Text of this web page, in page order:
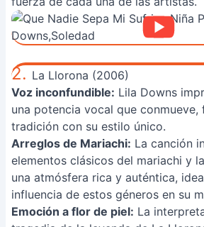
2. La Llorona (2006)
Voz inconfundible: Lila Downs
una potencia vocal que conmueve,
tradición con su estilo único.
Arreglos de Mariachi: La canción
elementos clásicos del mariachi y
una atmósfera rica y auténtica,
influencia de estos géneros en su
Emoción a flor de piel: La